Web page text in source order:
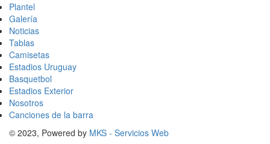
Plantel
Galería
Noticias
Tablas
Camisetas
Estadios Uruguay
Basquetbol
Estadios Exterior
Nosotros
Canciones de la barra
© 2023, Powered by MKS - Servicios Web